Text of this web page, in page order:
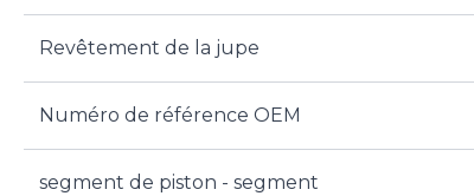
Revêtement de la jupe
Numéro de référence OEM
segment de piston - segment